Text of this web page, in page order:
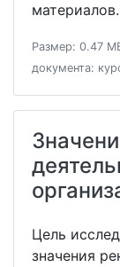
материалов.
Размер: 0.47
документа:
Цель
значения